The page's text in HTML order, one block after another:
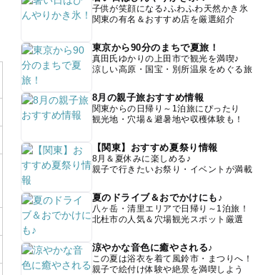
子供が笑顔になる♪ふわふわ天然かき氷
関東の有名＆おすすめ店を厳選紹介
東京から90分のまちで夏旅！
真田氏ゆかりの上田市で観光を満喫♪
涼しい高原・国宝・別所温泉をめぐる旅
8月の親子旅おすすめ情報
関東からの日帰り～1泊旅にぴったり
観光地・穴場＆避暑地や収穫体験も！
【関東】おすすめ夏祭り情報
8月＆夏休みに楽しめる♪
親子で行きたいお祭り・イベントが満載
夏のドライブ＆おでかけにも♪
八ヶ岳・清里エリアで日帰り～1泊旅！
北杜市の人気＆穴場観光スポット厳選
涼やかな音色に癒やされる♪
この夏は浴衣を着て風鈴市・まつりへ！
親子で絵付け体験や絶景を満喫しよう